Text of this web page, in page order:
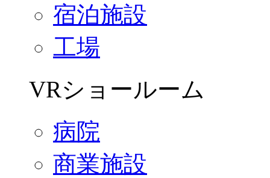
宿泊施設
工場
VRショールーム
病院
商業施設